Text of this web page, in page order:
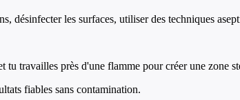
désinfecter les surfaces, utiliser des techniques
tu travailles près d'une flamme pour créer une zone
fiables sans contamination.